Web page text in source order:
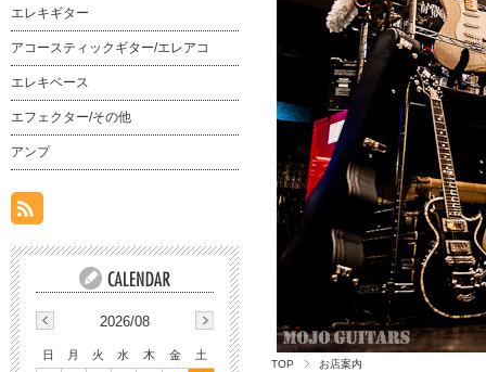
TOP お店案内
エレキギター
アコースティックギター/エレアコ
エレキベース
エフェクター/その他
アンプ
2026/08
日 月 火 水 木 金
土